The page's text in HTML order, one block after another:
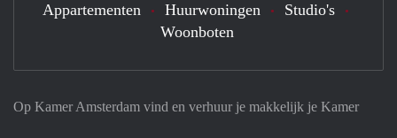
Op Kamer Amsterdam vind en verhuur je makkelijk je Kamer
Appartementen Huurwoningen
Studio's
Woonboten